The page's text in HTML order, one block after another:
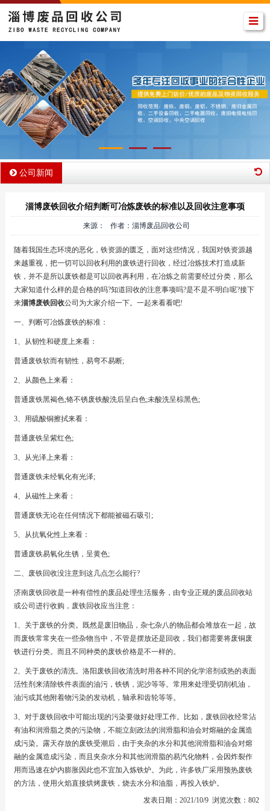
公司新闻
淄博废铁回收介绍判断可冶炼废铁的标准以及回收注意事项
来源： 作者：淄博废品回收公司
随着我国生态环境的恶化，铁资源的匮乏，面对这些情况，我国对铁资源越
来越重视，把一切可以回收利用的废铁进行回收，经过冶炼技术打造成新
铁，并不是所以废铁都是可以回收再利用，在冶炼之前需要经过分类，那么
大家知道什么样的是合格的吗?知道回收的注意事项吗?是不是不明白呢?接下
来淄博废铁回收公司为大家介绍一下。一起来看看吧!
一、判断可冶炼废铁的标准：
1、从韧性和硬度上来看：
普通废铁软而有韧性，易弯不易断;
2、从颜色上来看：
普通废铁黑褐色;铬不锈废铁酸洗后呈白色;未酸洗呈棕黑色;
3、用硫酸铜擦拭来看：
普通废铁呈紫红色;
3、从光泽上来看：
普通废铁未经氧化有光泽;
4、从磁性上来看：
普通废铁无论在任何情况下都能被磁石吸引;
5、从抗氧化性上来看：
普通废铁易氧化生锈，呈黄色;
二、废铁回收没注意到这几点怎么能行?
济南废铁回收是一种有偿性的废品处理生活服务，由专业正规的废品回收站
或公司进行收购，废铁回收应当注意：
1、关于废铁的分类。既然是废旧物品，杂七杂八的物品都会堆放在一起，故
而废铁常常夹在一些杂物当中，不管是摆放还是回收，我们都需要将废铜废
铁进行分类。而且不同种类的废铁价格是不一样的。
2、关于废铁的清洗。洛阳废铁回收清洗时用各种不同的化学溶剂或热的表面
活性剂来清除铁件表面的油污，铁锈，泥沙等等。常用来处理受切削机油，
油污或其他附着物污染的发动机，轴承和齿轮等等。
3、对于废铁回收中可能出现的污染要做好处理工作。比如，废铁回收经常沾
有油和润滑脂之类的污染物，不能立刻政法的润滑脂和油会对熔融的金属造
成污染。露天存放的废铁受潮后，由于夹杂的水分和其他润滑脂和油会对熔
融的金属造成污染，而且夹杂水分和其他润滑脂的易汽化物料，会因炸裂作
用而迅速在炉内膨胀因此也不宜加入炼铁炉。为此，许多铁厂采用预热废铁
的方法，使用火焰直接烘烤废铁，烧去水分和油脂，再投入铁炉。
发表日期：2021/10/9 浏览次数：802